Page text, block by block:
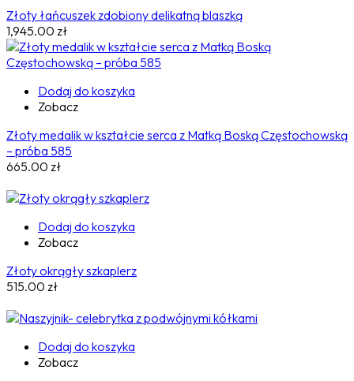
Złoty łańcuszek zdobiony delikatną blaszką
1,945.00 zł
Dodaj do koszyka
Zobacz
Złoty medalik w kształcie serca z Matką Boską Częstochowską
– próba 585
665.00 zł
Dodaj do koszyka
Zobacz
Złoty okrągły szkaplerz
515.00 zł
Dodaj do koszyka
Zobacz